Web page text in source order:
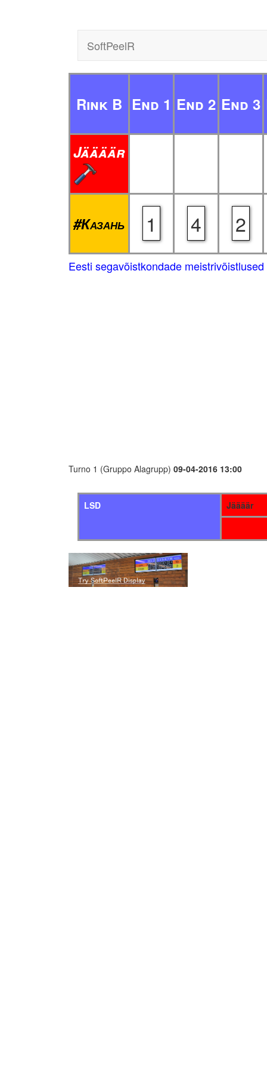
SoftPeelR
Rink B End 1 End 2 End 3
Jäääär
#Казань 1 4 2
Eesti segavõistkondade
Turno 1 (Gruppo Alagrupp) 09-04-2016 13:00
LSD Jäääär